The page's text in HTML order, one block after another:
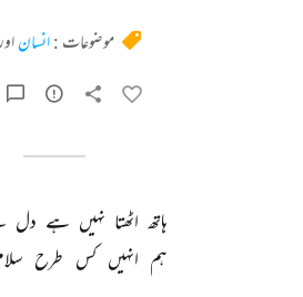
موضوعات :انسان
ہاتھ اٹھتا نہیں ہے دل
ہم انہیں کس طرح